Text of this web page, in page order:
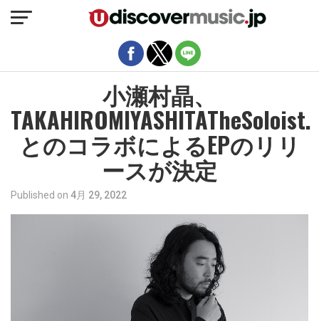
小瀬村晶、
TAKAHIROMIYASHITATheSoloist.
とのコラボによるEPのリリ
ースが決定
Published on 4月 29, 2022
モバイルバージョンを終了